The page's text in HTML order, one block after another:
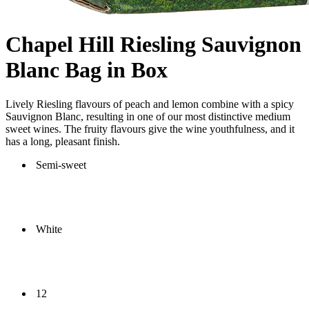
Chapel Hill Riesling Sauvignon
Blanc Bag in Box
Lively Riesling flavours of peach and lemon combine with a spicy
Sauvignon Blanc, resulting in one of our most distinctive medium
sweet wines. The fruity flavours give the wine youthfulness, and it
has a long, pleasant finish.
Semi-sweet
White
12